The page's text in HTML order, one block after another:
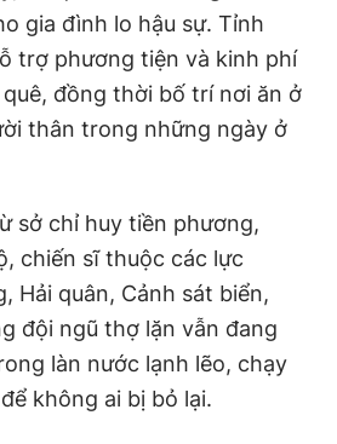
gia đình lo hậu sự. Tỉnh
trợ phương tiện và kinh phí
đồng thời bố trí nơi ăn ở
thân trong những ngày ở
sở chỉ huy tiền phương,
chiến sĩ thuộc các lực
Hải quân, Cảnh sát biển,
đội ngũ thợ lặn vẫn đang
làn nước lạnh lẽo, chạy
không ai bị bỏ lại.